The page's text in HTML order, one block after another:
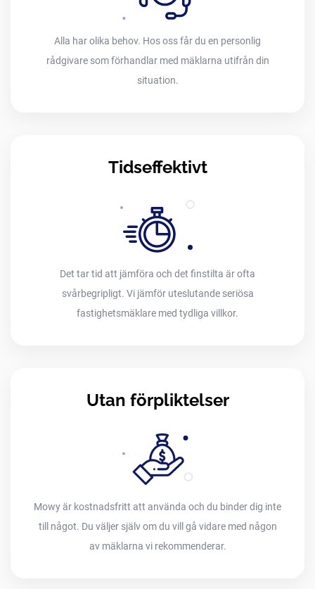
Alla har olika behov. Hos oss får du en personlig
rådgivare som förhandlar med mäklarna utifrån din
situation.
Tidseffektivt
Det tar tid att jämföra och det finstilta är ofta
svårbegripligt. Vi jämför uteslutande seriösa
fastighetsmäklare med tydliga villkor.
Utan förpliktelser
Mowy är kostnadsfritt att använda och du binder dig inte
till något. Du väljer själv om du vill gå vidare med någon
av mäklarna vi rekommenderar.